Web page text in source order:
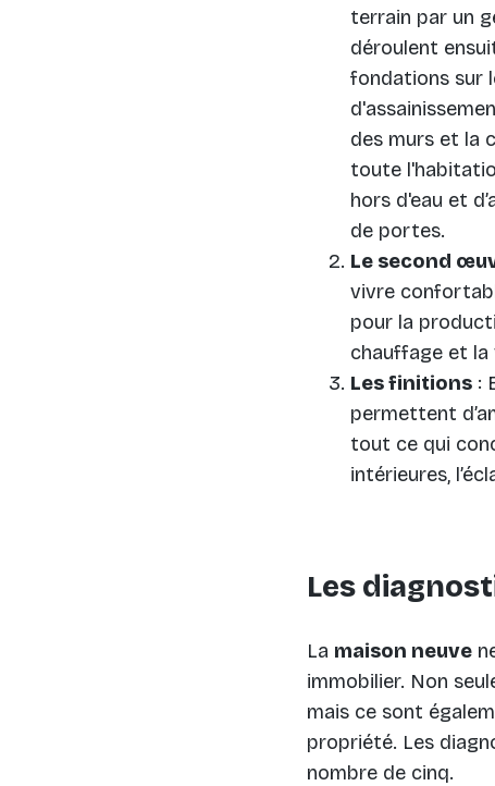
terrain par un
déroulent
fondations sur
des murs et la
toute
hors d'eau et
de portes.
Le second
vivre
pour la
chauffage et
Les finitions :
permettent
tout ce qui
intérieures,
Les
La maison neuve
immobilier. Non
mais ce sont
propriété. Les
nombre de cinq.